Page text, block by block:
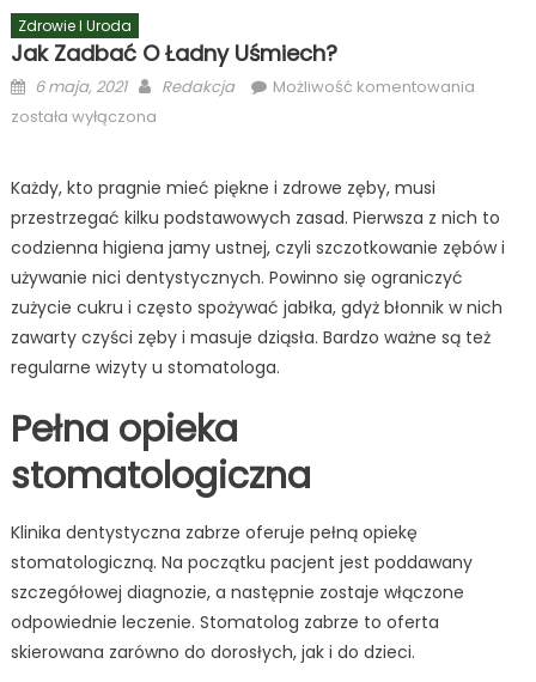
Zdrowie I Uroda
Jak Zadbać O Ładny Uśmiech?
Posted
on
6 maja, 2021 Author
Redakcja Możliwość komentowaniaJak
została wyłączona
Każdy, kto pragnie mieć piękne i zdrowe zęby, musi
przestrzegać kilku podstawowych zasad. Pierwsza z nich to
codzienna higiena jamy ustnej, czyli szczotkowanie zębów i
używanie nici dentystycznych. Powinno się ograniczyć
zużycie cukru i często spożywać jabłka, gdyż błonnik w nich
zawarty czyści zęby i masuje dziąsła. Bardzo ważne są też
regularne wizyty u stomatologa.
Pełna opieka
stomatologiczna
Klinika dentystyczna zabrze oferuje pełną opiekę
stomatologiczną. Na początku pacjent jest poddawany
szczegółowej diagnozie, a następnie zostaje włączone
odpowiednie leczenie. Stomatolog zabrze to oferta
skierowana zarówno do dorosłych, jak i do dzieci.